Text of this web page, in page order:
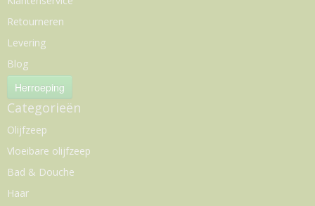
Retourneren
Levering
Blog
Herroeping
Categorieën
Olijfzeep
Vloeibare olijfzeep
Bad & Douche
Haar